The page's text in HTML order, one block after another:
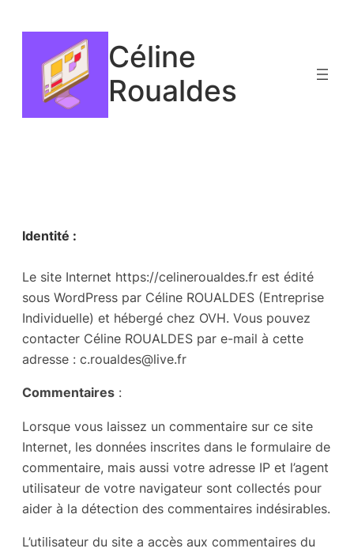
contenu
Céline
Roualdes
Identité :
Le site Internet https://celineroualdes.fr est édité
sous WordPress par Céline ROUALDES (Entreprise
Individuelle) et hébergé chez OVH. Vous pouvez
contacter Céline ROUALDES par e-mail à cette
adresse : c.roualdes@live.fr
Commentaires :
Lorsque vous laissez un commentaire sur ce site
Internet, les données inscrites dans le formulaire de
commentaire, mais aussi votre adresse IP et l’agent
utilisateur de votre navigateur sont collectés pour
aider à la détection des commentaires indésirables.
L’utilisateur du site a accès aux commentaires du